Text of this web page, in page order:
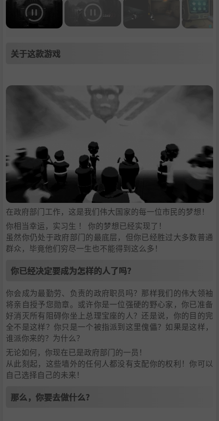
关于这款游戏
在政府部门工作，这是我们伟大国家的每一位市民的梦想！
你相当幸运，实习生 ！ 你的梦想已经实现了！
虽然你仍处于政府部门的最底层，但你已经胜过大多数普通
群众，毕竟他们穷尽一生也不能得到这么多！
你已经决定要成为怎样的人了吗？
你会成为最勤劳、负责的政府职员吗？那样我们的伟大领袖
将亲自授予您勋章。或许你是一位强硬的野心家，你已准备
好消灭所有阻碍你坐上总理宝座的人？还是说，你的目的完
全不是这样？你只是一个被指派到这里傀儡？如果是这样，
谁派你来的？为什么？
无论如何，你现在已是政府部门的一员！
从此刻起，这些墙外的任何人都没有支配你的权利！你可以
自己选择自己的未来！
那么，你要去做什么?